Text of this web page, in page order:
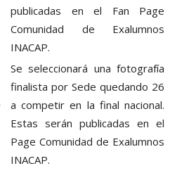
publicadas en el Fan Page
Comunidad de Exalumnos
INACAP.
Se seleccionará una fotografía
finalista por Sede quedando 26
a competir en la final nacional.
Estas serán publicadas en el
Page Comunidad de Exalumnos
INACAP.